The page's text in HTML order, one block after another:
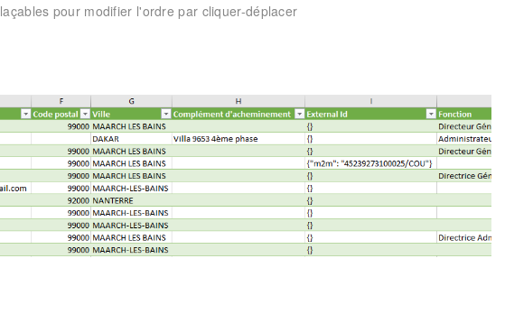
pour modifier l'ordre par cliquer-déplacer